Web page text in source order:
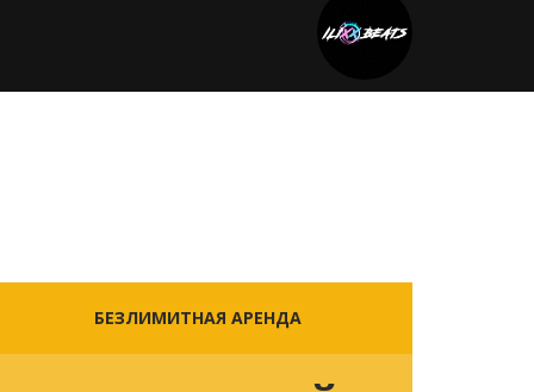
БЕЗЛИМИТНАЯ АРЕНДА